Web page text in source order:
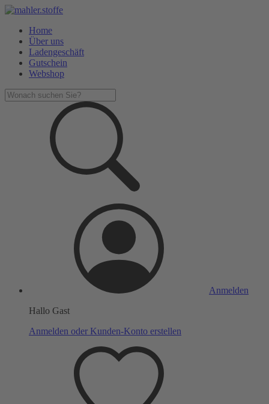
Home
Über uns
Ladengeschäft
Gutschein
Webshop
Anmelden
Hallo Gast
Anmelden oder Kunden-Konto erstellen